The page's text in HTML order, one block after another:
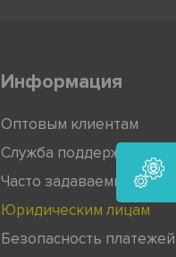
Информация
Оптовым клиентам
Служба поддержки
Часто задаваемые
Юридическим лицам
Безопасность платежей